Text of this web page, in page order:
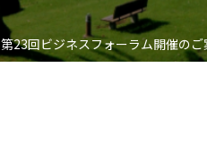
第23回ビジネスフォーラム開催の